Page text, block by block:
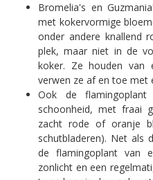
Bromelia's en
met kokervormige
onder andere knallend
plek, maar niet in de
koker. Ze houden van
verwen ze af en toe met
Ook de
schoonheid, met fraai
zacht rode of oranje
schutbladeren). Net als
de flamingoplant van
zonlicht en een